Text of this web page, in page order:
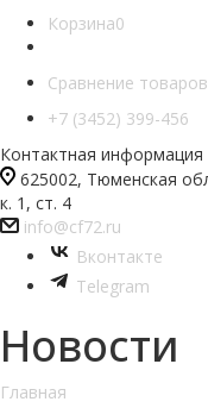
Корзина0
Сравнение товаров
+7 (3452) 399-456
Контактная информация
625002, Тюменская
к. 1, ст. 4
info@cf72.ru
Вконтакте
Telegram
Новости
Главная